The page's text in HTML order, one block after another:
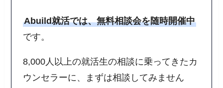
Abuild就活では、無料相談会を随時開催中
です。
8,000人以上の就活生の相談に乗ってきたカ
ウンセラーに、まずは相談してみません